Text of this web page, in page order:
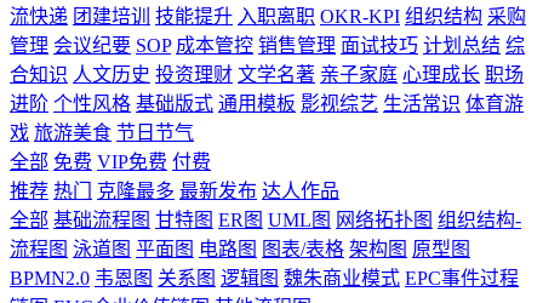
流快递 团建培训 技能提升 入职离职 OKR-KPI 组织结构 采购
管理 会议纪要 SOP 成本管控 销售管理 面试技巧 计划总结 综
合知识 人文历史 投资理财 文学名著 亲子家庭 心理成长 职场
进阶 个性风格 基础版式 通用模板 影视综艺 生活常识 体育游
戏 旅游美食 节日节气
全部 免费 VIP免费 付费
推荐 热门 克隆最多 最新发布 达人作品
全部 基础流程图 甘特图 ER图 UML图 网络拓扑图 组织结构-
流程图 泳道图 平面图 电路图 图表/表格 架构图 原型图
BPMN2.0 韦恩图 关系图 逻辑图 魏朱商业模式 EPC事件过程